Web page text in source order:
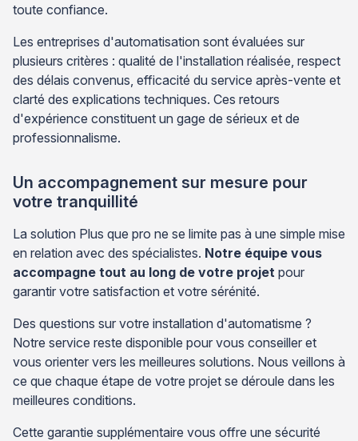
toute confiance.
Les entreprises d'automatisation sont évaluées sur
plusieurs critères : qualité de l'installation réalisée, respect
des délais convenus, efficacité du service après-vente et
clarté des explications techniques. Ces retours
d'expérience constituent un gage de sérieux et de
professionnalisme.
Un accompagnement sur mesure pour
votre tranquillité
La solution Plus que pro ne se limite pas à une simple mise
en relation avec des spécialistes. Notre équipe vous
accompagne tout au long de votre projet pour
garantir votre satisfaction et votre sérénité.
Des questions sur votre installation d'automatisme ?
Notre service reste disponible pour vous conseiller et
vous orienter vers les meilleures solutions. Nous veillons à
ce que chaque étape de votre projet se déroule dans les
meilleures conditions.
Cette garantie supplémentaire vous offre une sécurité